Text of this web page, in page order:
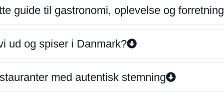
guide til gastronomi, oplevelse og forretning
ud og spiser i Danmark?
med autentisk stemning